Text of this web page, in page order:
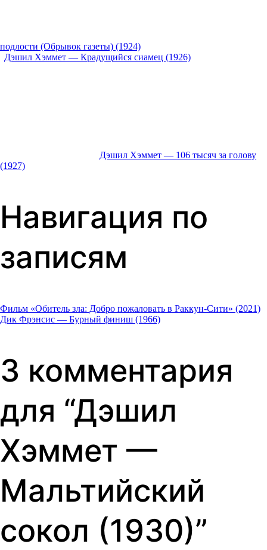
подлости (Обрывок газеты) (1924)
Дэшил Хэммет — Крадущийся сиамец (1926)
Дэшил Хэммет — 106 тысяч за голову
(1927)
Навигация по
записям
Фильм «Обитель зла: Добро пожаловать в Раккун-Сити» (2021)
Дик Фрэнсис — Бурный финиш (1966)
3 комментария
для “Дэшил
Хэммет —
Мальтийский
сокол (1930)”